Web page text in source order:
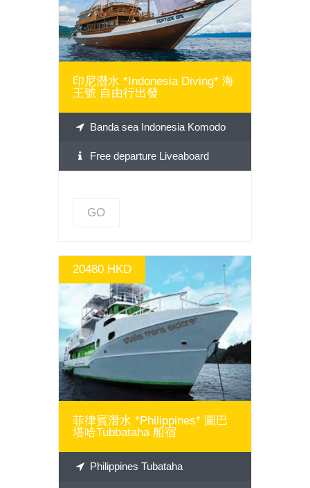
印尼潛水 *Indonesia Diving* 海
王號 自由行出發
Banda sea Indonesia Komodo
Free departure Liveaboard
GO
20480 HKD
GO
菲律賓潛水 *Philippines* 圖巴
塔哈Tubbataha 船宿
Philippines Tubataha